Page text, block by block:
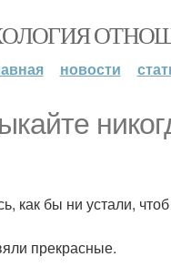
новости
как бы ни устали,
прекрасные.